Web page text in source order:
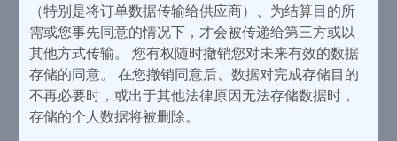
（特别是将订单数据传输给供应商）、为结算目的所
需或您事先同意的情况下，才会被传递给第三方或以
其他方式传输。 您有权随时撤销您对未来有效的数据
存储的同意。 在您撤销同意后、数据对完成存储目的
不再必要时，或出于其他法律原因无法存储数据时，
存储的个人数据将被删除。